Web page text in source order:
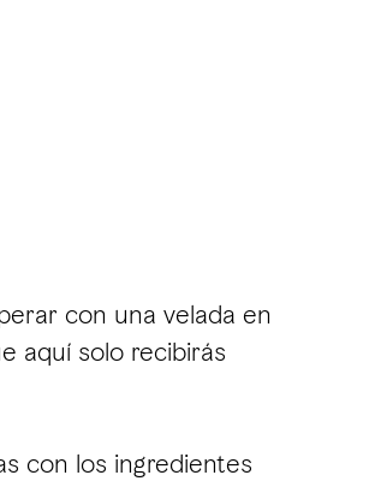
con una velada en
aquí solo recibirás
con los ingredientes